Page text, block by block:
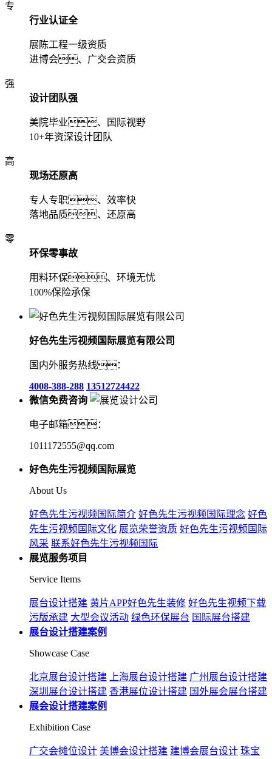
专
行业认证全
展陈工程一级资质
进博会、广交会资质
强
设计团队强
美院毕业、国际视野
10+年资深设计团队
高
现场还原高
专人专职、效率快
落地品质、还原高
零
环保零事故
用料环保、环境无忧
100%保险承保
好色先生污视频国际展览有限公司
国内外服务热线：
4008-388-288 13512724422
微信免费咨询
电子邮箱：
1011172555@qq.com
好色先生污视频国际展览
About Us
好色先生污视频国际简介 好色先生污视频国际理念 好色
先生污视频国际文化 展览荣誉资质 好色先生污视频国际
风采 联系好色先生污视频国际
展览服务项目
Service Items
展台设计搭建 黄片APP好色先生装修 好色先生视频下载
污版承建 大型会议活动 绿色环保展台 国际展台搭建
展台设计搭建案例
Showcase Case
北京展台设计搭建 上海展台设计搭建 广州展台设计搭建
深圳展台设计搭建 香港展位设计搭建 国外展会展台搭建
展会设计搭建案例
Exhibition Case
广交会摊位设计 美博会设计搭建 建博会展台设计 珠宝